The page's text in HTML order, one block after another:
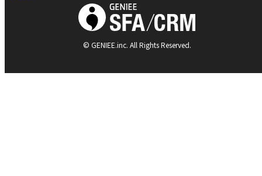
© GENIEE.inc. All Rights Reserved.